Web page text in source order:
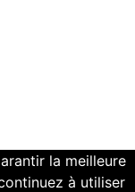
la meilleure
à utiliser